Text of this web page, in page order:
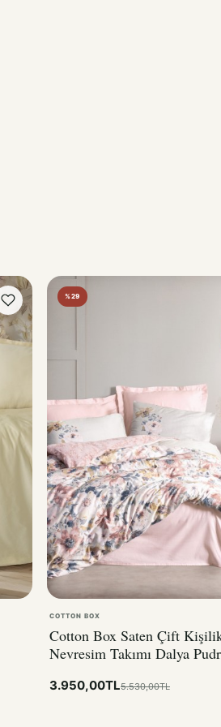
COTTON BOX
Cotton Box Saten Çift
Nevresim Takımı Dalya
3.950,00TL 5.530,00TL